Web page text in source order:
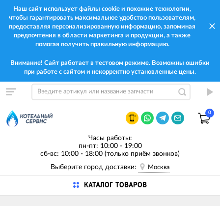
Наш сайт использует файлы cookie и похожие технологии,
чтобы гарантировать максимальное удобство пользователям,
предоставляя персонализированную информацию, запоминая
предпочтения в области маркетинга и продукции, а также
помогая получить правильную информацию.
Внимание! Сайт работает в тестовом режиме. Возможны ошибки
при работе с сайтом и некорректно установленные цены.
0
Часы работы:
пн-пт: 10:00 - 19:00
сб-вс: 10:00 - 18:00 (только приём звонков)
Выберите город доставки:
Москва
КАТАЛОГ ТОВАРОВ